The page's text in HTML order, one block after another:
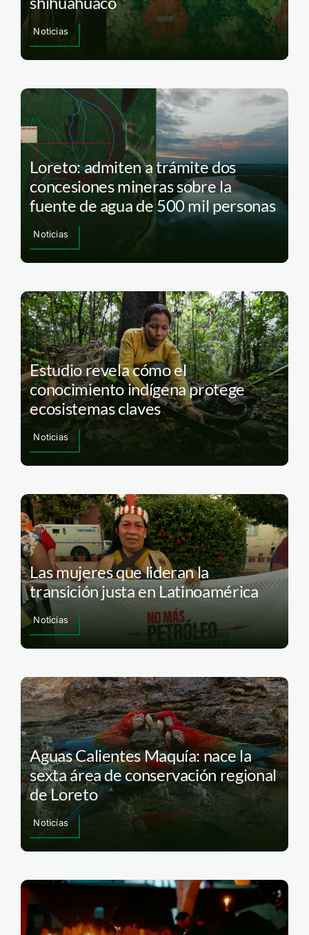
Noticias
Loreto: admiten a trámite dos
concesiones mineras sobre la
fuente de agua de 500 mil personas
Noticias
Estudio revela cómo el
conocimiento indígena protege
ecosistemas claves
Noticias
Las mujeres que lideran la
transición justa en Latinoamérica
Noticias
Aguas Calientes Maquía: nace la
sexta área de conservación regional
de Loreto
Noticias